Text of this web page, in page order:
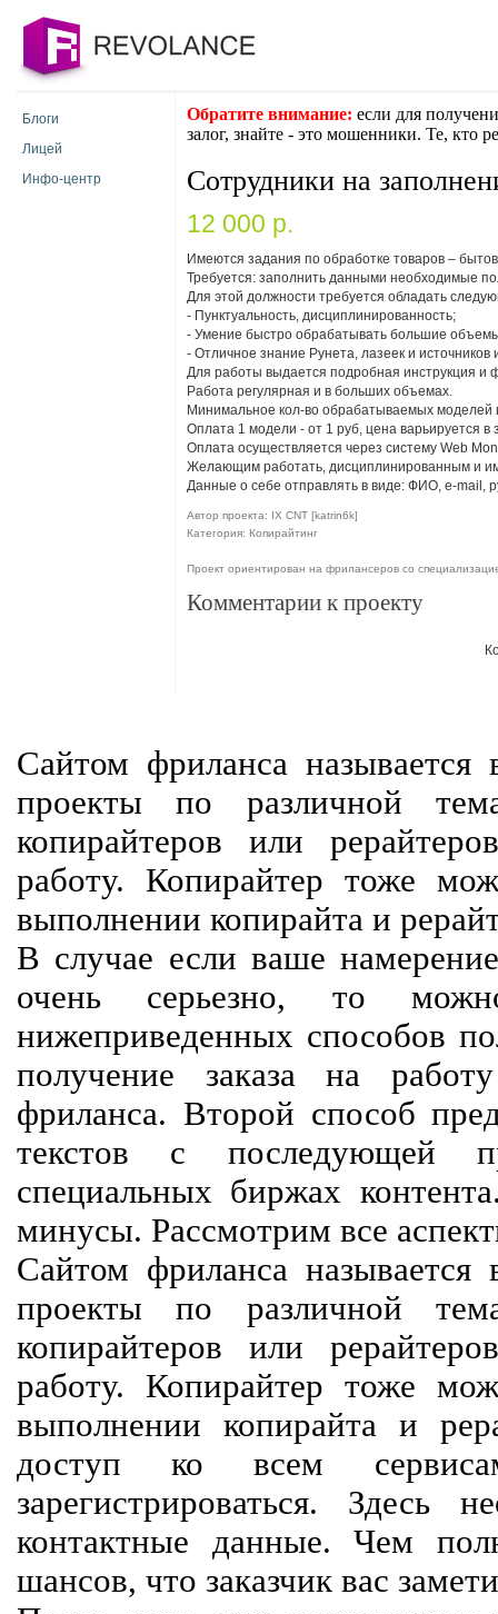
Блоги
Лицей
Инфо-центр
Обратите внимание: если для
залог, знайте - это мошенники. Те, кто
Сотрудники на
12 000 p.
Имеются задания по обработке товаров –
Требуется: заполнить данными необходимые
Для этой должности требуется обладать
- Пунктуальность, дисциплинированность;
- Умение быстро обрабатывать большие
- Отличное знание Рунета, лазеек и
Для работы выдается подробная инструкция и
Работа регулярная и в больших объемах.
Минимальное кол-во обрабатываемых моделей
Оплата 1 модели - от 1 руб, цена варьируется в
Оплата осуществляется через систему Web
Желающим работать, дисциплинированным и
Данные о себе отправлять в виде: ФИО, e-mail,
Автор проекта: IX СNT [katrin6k]
Категория: Копирайтинг
Проект ориентирован на фрилансеров со
Комментарии к проекту
Сайтом фриланса называется
проекты по различной
копирайтеров или
работу. Копирайтер тоже
выполнении копирайта и
В случае если ваше
очень серьезно, то
нижеприведенных способов
получение заказа на
фриланса. Второй способ
текстов с последующей
специальных биржах
минусы. Рассмотрим все
Сайтом фриланса называется
проекты по различной
копирайтеров или
работу. Копирайтер тоже
выполнении копирайта и
доступ ко всем
зарегистрироваться. Здесь
контактные данные. Чем
шансов, что заказчик вас